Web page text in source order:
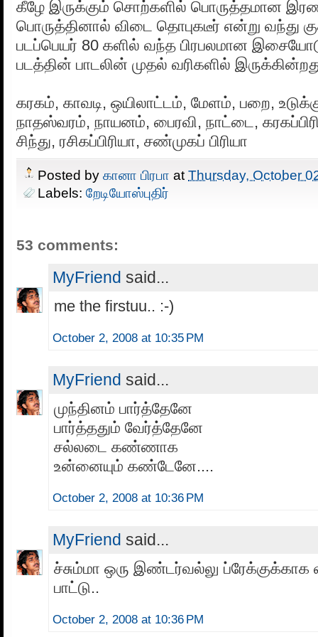
கீழே இருக்கும் சொற்களில் பொருத்தமான
பொருத்தினால் விடை தொபுகடீர் என்று வந்து
படப்பெயர் 80 களில் வந்த பிரபலமான
படத்தின் பாடலின் முதல் வரிகளில்
கரகம், காவடி, ஒயிலாட்டம், மேளம், பறை,
நாதஸ்வரம், நாயனம், பைரவி, நாட்டை,
சிந்து, ரசிகப்பிரியா, சண்முகப் பிரியா
Posted by கானா பிரபா at Thursday, October
Labels: றேடியோஸ்புதிர்
53 comments:
MyFriend said...
me the firstuu.. :-)
October 2, 2008 at 10:35 PM
MyFriend said...
முந்தினம் பார்த்தேனே
பார்த்ததும் வேர்த்தேனே
சல்லடை கண்ணாக
உன்னையும் கண்டேனே....
October 2, 2008 at 10:36 PM
MyFriend said...
ச்சும்மா ஒரு இண்டர்வல்லு
பாட்டு..
October 2, 2008 at 10:36 PM